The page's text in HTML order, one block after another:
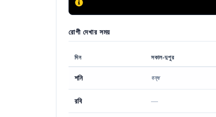
রোগী দেখার সময়
দিন সকাল-দুপুর
শনি বন্ধ
রবি —